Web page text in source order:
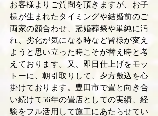
お客様よりご質問を頂きますが、お子
様が生まれたタイミングや結婚前のご
両家の顔合わせ、冠婚葬祭や単純に汚
れ、劣化が気になる時など皆様が変え
ようと思い立った時こそが替え時と考
えております。又、即日仕上げをモッ
トーに、朝引取りして、夕方敷込を心
掛けております。豊田市で畳と向き合
い続けて56年の畳店としての実績、経
験をフル活用して施工にあたらせてい